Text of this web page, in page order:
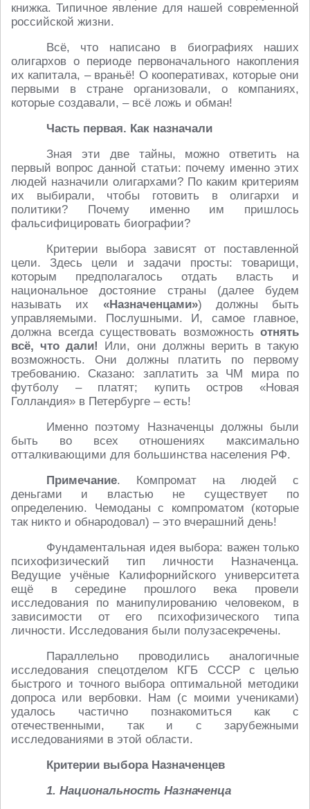
книжка. Типичное явление для нашей современной
российской жизни.
Всё, что написано в биографиях наших
олигархов о периоде первоначального накопления
их капитала, – враньё! О кооперативах, которые они
первыми в стране организовали, о компаниях,
которые создавали, – всё ложь и обман!
Часть первая. Как назначали
Зная эти две тайны, можно ответить на
первый вопрос данной статьи: почему именно этих
людей назначили олигархами? По каким критериям
их выбирали, чтобы готовить в олигархи и
политики? Почему именно им пришлось
фальсифицировать биографии?
Критерии выбора зависят от поставленной
цели. Здесь цели и задачи просты: товарищи,
которым предполагалось отдать власть и
национальное достояние страны (далее будем
называть их «Назначенцами») должны быть
управляемыми. Послушными. И, самое главное,
должна всегда существовать возможность отнять
всё, что дали!
Или, они должны верить в такую
возможность. Они должны платить по первому
требованию. Сказано: заплатить за ЧМ мира по
футболу – платят; купить остров «Новая
Голландия» в Петербурге – есть!
Именно поэтому Назначенцы должны были
быть во всех отношениях максимально
отталкивающими для большинства населения РФ.
Примечание. Компромат на людей с
деньгами и властью не существует по
определению. Чемоданы с компроматом (которые
так никто и обнародовал) – это вчерашний день!
Фундаментальная идея выбора: важен только
психофизический тип личности Назначенца.
Ведущие учёные Калифорнийского университета
ещё в середине прошлого века провели
исследования по манипулированию человеком, в
зависимости от его психофизического типа
личности. Исследования были полузасекречены.
Параллельно проводились аналогичные
исследования спецотделом КГБ СССР с целью
быстрого и точного выбора оптимальной методики
допроса или вербовки. Нам (с моими учениками)
удалось частично познакомиться как с
отечественными, так и с зарубежными
исследованиями в этой области.
Критерии выбора Назначенцев
1. Национальность Назначенца